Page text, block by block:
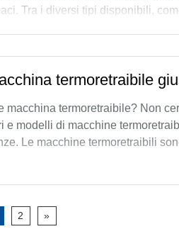
Tra i diversi tipi disponibili,
termoretraibile
macchina termoretraibile? Non
e modelli di macchine
Le macchine termoretraibili
2 »